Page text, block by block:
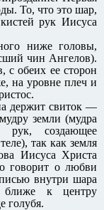
То, что это шар,
рук Иисуса
ниже головы,
чин Ангелов).
обеих ее сторон
на уровне плеч и
держит свиток —
земли (мудра
рук, создающее
так как земля
Иисуса Христа
говорит о любви
внутри шара
к центру
голубя.